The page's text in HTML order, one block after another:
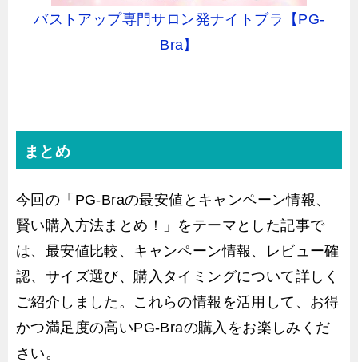
バストアップ専門サロン発ナイトブラ【PG-
Bra】
まとめ
今回の「PG-Braの最安値とキャンペーン情報、
賢い購入方法まとめ！」をテーマとした記事で
は、最安値比較、キャンペーン情報、レビュー確
認、サイズ選び、購入タイミングについて詳しく
ご紹介しました。これらの情報を活用して、お得
かつ満足度の高いPG-Braの購入をお楽しみくだ
さい。